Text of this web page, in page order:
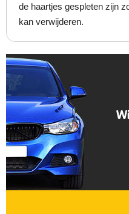
de haartjes gespleten zijn
kan verwijderen.